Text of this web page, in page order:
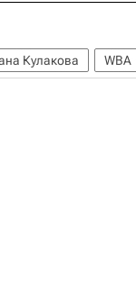
Кулакова WBA